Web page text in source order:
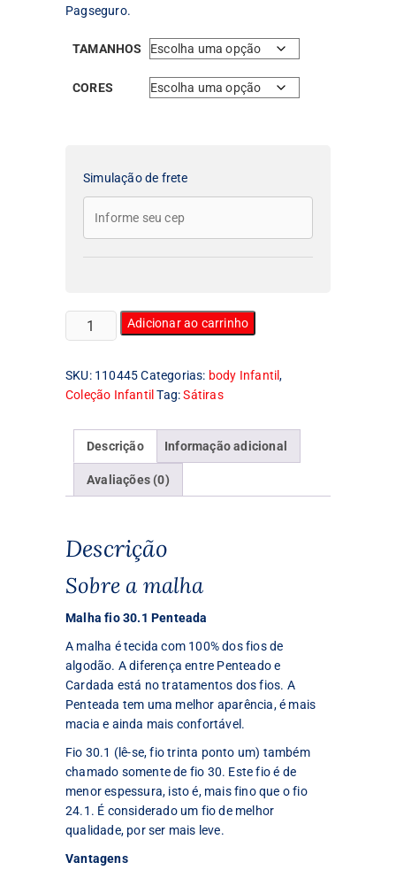
Pagseguro.
TAMANHOS
CORES
Simulação de frete
Body
Infantil
Over
quantidade
Adicionar ao carrinho
SKU: 110445 Categorias: body Infantil,
Coleção Infantil Tag:Sátiras
Descrição Informação adicional
Avaliações (0)
Descrição
Sobre a malha
Malha fio 30.1 Penteada
A malha é tecida com 100% dos fios de
algodão. A diferença entre Penteado e
Cardada está no tratamentos dos fios. A
Penteada tem uma melhor aparência, é mais
macia e ainda mais confortável.
Fio 30.1 (lê-se, fio trinta ponto um) também
chamado somente de fio 30. Este fio é de
menor espessura, isto é, mais fino que o fio
24.1. É considerado um fio de melhor
qualidade, por ser mais leve.
Vantagens